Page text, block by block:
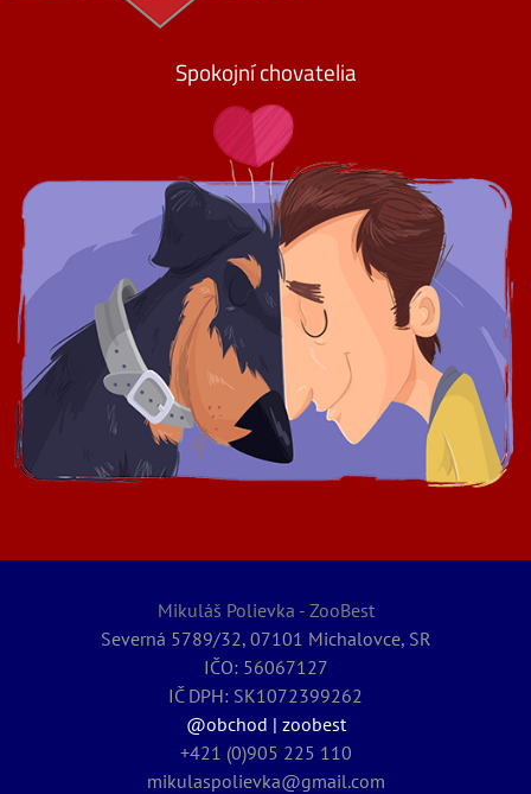
Spokojní chovatelia
Mikuláš Polievka - ZooBest
Severná 5789/32, 07101 Michalovce, SR
IČO: 56067127
IČ DPH: SK1072399262
@obchod | zoobest
+421 (0)905 225 110
mikulaspolievka@gmail.com